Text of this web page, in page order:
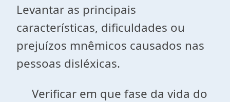
Levantar as principais
características, dificuldades ou
prejuízos mnêmicos causados nas
pessoas disléxicas.
Verificar em que fase da vida do